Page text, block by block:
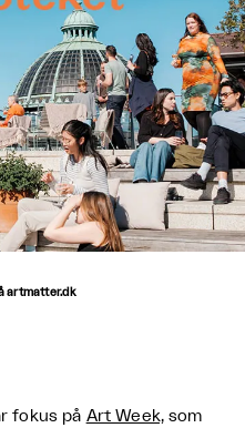
artmatter.dk
fokus på Art Week,som